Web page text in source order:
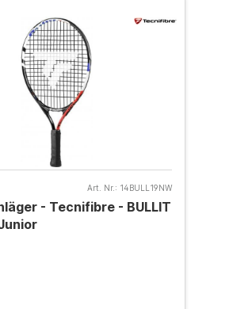
Art. Nr.: 14BULL19NW
- Tecnifibre - BULLIT